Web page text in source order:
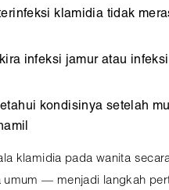
klamidia tidak
infeksi jamur atau
kondisinya setelah
klamidia pada wanita
umum — menjadi langkah